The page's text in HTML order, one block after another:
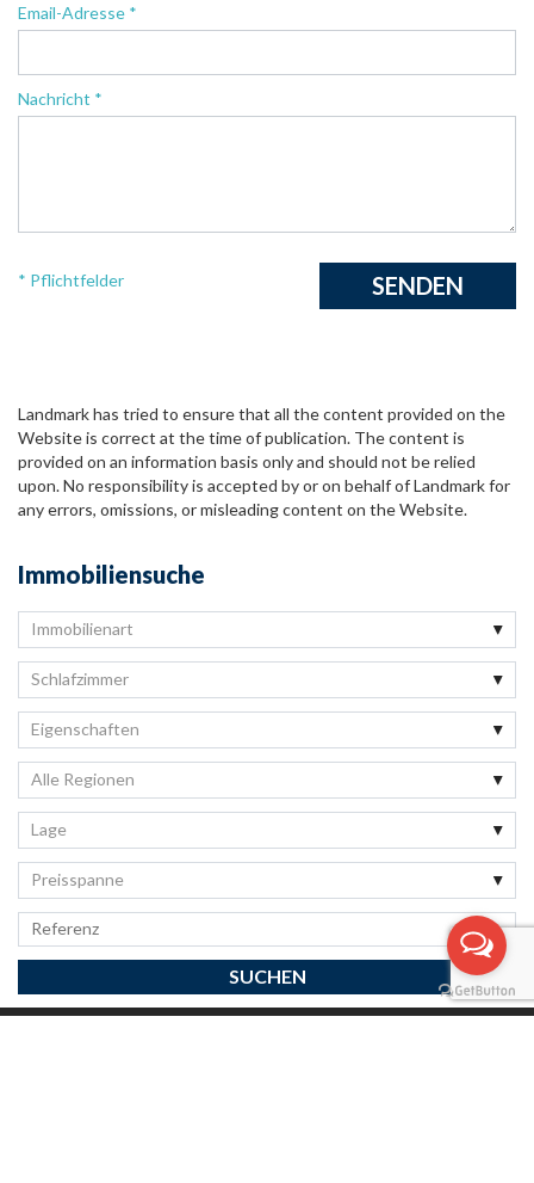
Email-Adresse *
Nachricht *
* Pflichtfelder
Landmark has tried to ensure that all the content provided on the
Website is correct at the time of publication. The content is
provided on an information basis only and should not be relied
upon. No responsibility is accepted by or on behalf of Landmark for
any errors, omissions, or misleading content on the Website.
Immobiliensuche
Immobilienart
Schlafzimmer
Eigenschaften
Alle Regionen
Lage
Preisspanne